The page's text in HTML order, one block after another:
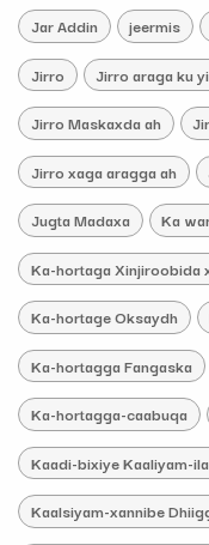
Jar Addin jeermis
Jirro Jirro araga ku
Jirro Maskaxda ah
Jirro xaga aragga ah
Jugta Madaxa Ka
Ka-hortaga Xinjiroobida
Ka-hortage Oksaydh
Ka-hortagga Fangaska
Ka-hortagga-caabuqa
Kaadi-bixiye Kaaliyam-
Kaalsiyam-xannibe